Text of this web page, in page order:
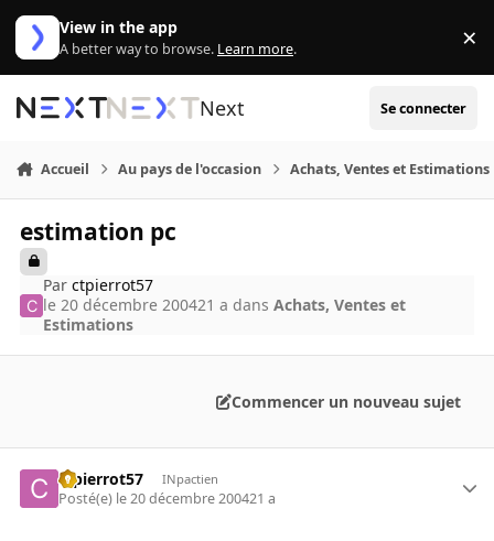
Aller au contenu
View in the app
A better way to browse. Learn more. ×
Next Se connecter
Accueil Au pays de l'occasion Achats, Ventes et Estimations
estimation pc
Parctpierrot57
le 20 décembre 200421 a dansAchats, Ventes et
Estimations
Commencer un nouveau sujet
ctpierrot57 INpactien
Posté(e) le 20 décembre 200421 a